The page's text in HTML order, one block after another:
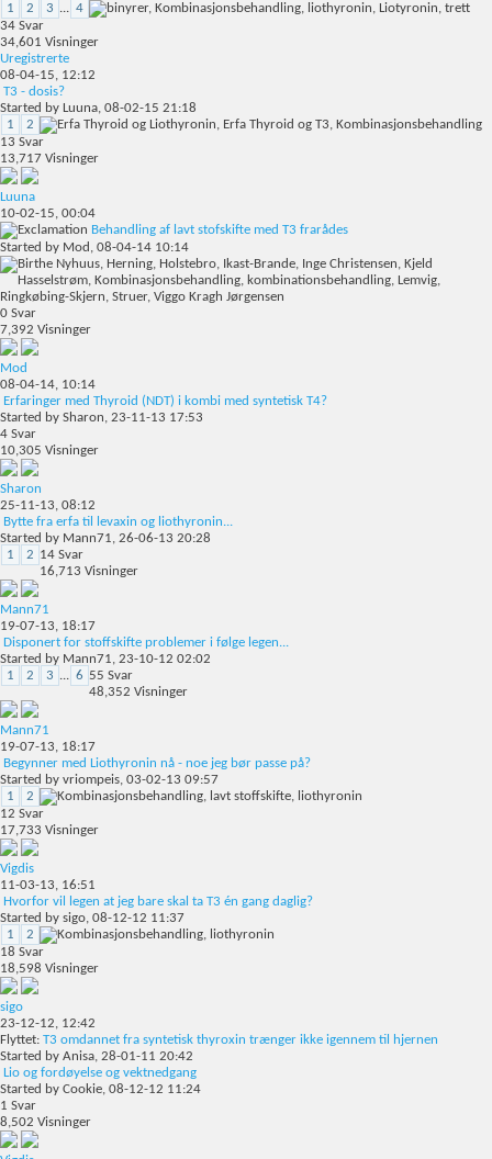
1
2 3 ... 4
34 Svar
34,601 Visninger
Uregistrerte
08-04-15, 12:12
T3 - dosis?
Started by Luuna, 08-02-15 21:18
1
2
13 Svar
13,717 Visninger
Luuna
10-02-15, 00:04
Behandling af lavt stofskifte med T3 frarådes
Started by Mod , 08-04-14 10:14
0 Svar
7,392 Visninger
Mod
08-04-14, 10:14
Erfaringer med Thyroid (NDT) i kombi med syntetisk T4?
Started by Sharon, 23-11-13 17:53
4 Svar
10,305 Visninger
Sharon
25-11-13, 08:12
Bytte fra erfa til levaxin og liothyronin...
Started by Mann71, 26-06-13 20:28
1
2 14 Svar
16,713 Visninger
Mann71
19-07-13, 18:17
Disponert for stoffskifte problemer i følge legen...
Started by Mann71, 23-10-12 02:02
1
2 3 ... 6 55 Svar
48,352 Visninger
Mann71
19-07-13, 18:17
Begynner med Liothyronin nå - noe jeg bør passe på?
Started by vriompeis, 03-02-13 09:57
1
2
12 Svar
17,733 Visninger
Vigdis
11-03-13, 16:51
Hvorfor vil legen at jeg bare skal ta T3 én gang daglig?
Started by sigo, 08-12-12 11:37
1
2
18 Svar
18,598 Visninger
sigo
23-12-12, 12:42
Flyttet: T3 omdannet fra syntetisk thyroxin trænger ikke igennem til hjernen
Started by Anisa, 28-01-11 20:42
Lio og fordøyelse og vektnedgang
Started by Cookie, 08-12-12 11:24
1 Svar
8,502 Visninger